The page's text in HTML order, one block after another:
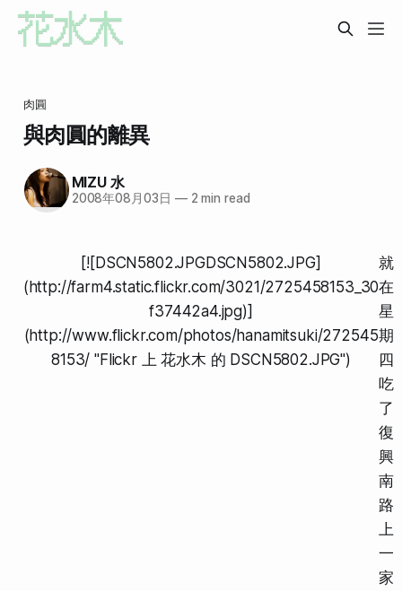
肉圓
與肉圓的離異
MIZU 水
2008年08月03日 —2 min read
[![DSCN5802.JPGDSCN5802.JPG]
(http://farm4.static.flickr.com/3021/2725458153_30
f37442a4.jpg)]
(http://www.flickr.com/photos/hanamitsuki/272545
8153/ "Flickr 上 花水木 的 DSCN5802.JPG")
就
在
星
期
四
吃
了
復
興
南
路
上
一
家